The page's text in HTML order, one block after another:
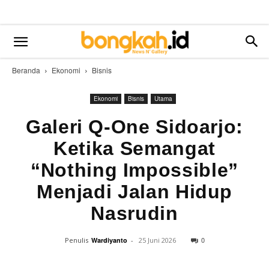
Beranda Ekonomi Bisnis
Ekonomi Bisnis Utama
Galeri Q-One Sidoarjo:
Ketika Semangat
“Nothing Impossible”
Menjadi Jalan Hidup
Nasrudin
Penulis Wardiyanto - 25 Juni 2026 0